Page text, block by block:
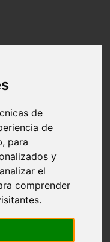
de
de
para
y
el
comprender